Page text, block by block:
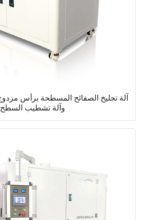
وآلة تشطيب السطح